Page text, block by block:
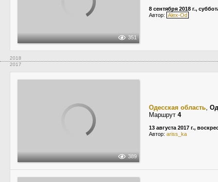
351
8 сентября 2018 г.,
Автор: Alex-Od
2018
2017
389
Одесская область,
Маршрут 4
13 августа 2017 г.,
Автор: ariss_ka